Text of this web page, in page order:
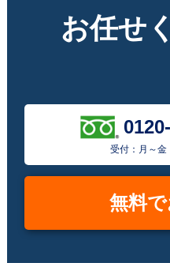
お任せ
受付：月～
無料で